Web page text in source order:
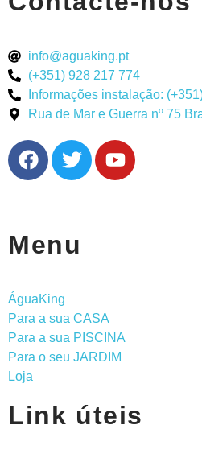
info@aguaking.pt
(+351) 928 217 774
Informações instalação:
Rua de Mar e Guerra nº 75
Menu
ÁguaKing
Para a sua CASA
Para a sua PISCINA
Para o seu JARDIM
Loja
Link úteis